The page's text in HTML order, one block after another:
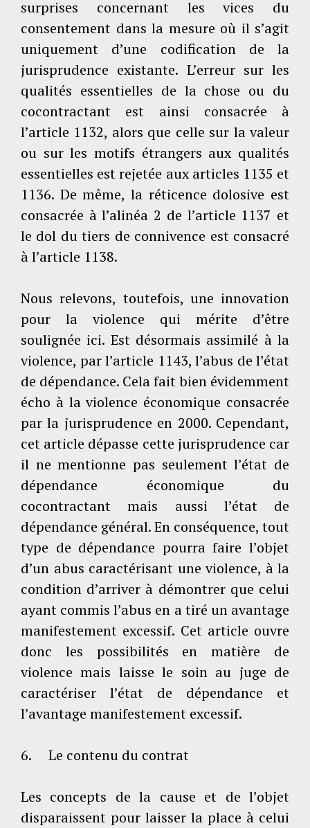
surprises concernant les vices du
consentement dans la mesure où il s’agit
uniquement d’une codification de la
jurisprudence existante. L’erreur sur les
qualités essentielles de la chose ou du
cocontractant est ainsi consacrée à
l’article 1132, alors que celle sur la valeur
ou sur les motifs étrangers aux qualités
essentielles est rejetée aux articles 1135 et
1136. De même, la réticence dolosive est
consacrée à l’alinéa 2 de l’article 1137 et
le dol du tiers de connivence est consacré
à l’article 1138.
Nous relevons, toutefois, une innovation
pour la violence qui mérite d’être
soulignée ici. Est désormais assimilé à la
violence, par l’article 1143, l’abus de l’état
de dépendance. Cela fait bien évidemment
écho à la violence économique consacrée
par la jurisprudence en 2000. Cependant,
cet article dépasse cette jurisprudence car
il ne mentionne pas seulement l’état de
dépendance économique du
cocontractant mais aussi l’état de
dépendance général. En conséquence, tout
type de dépendance pourra faire l’objet
d’un abus caractérisant une violence, à la
condition d’arriver à démontrer que celui
ayant commis l’abus en a tiré un avantage
manifestement excessif. Cet article ouvre
donc les possibilités en matière de
violence mais laisse le soin au juge de
caractériser l’état de dépendance et
l’avantage manifestement excessif.
6. Le contenu du contrat
Les concepts de la cause et de l’objet
disparaissent pour laisser la place à celui